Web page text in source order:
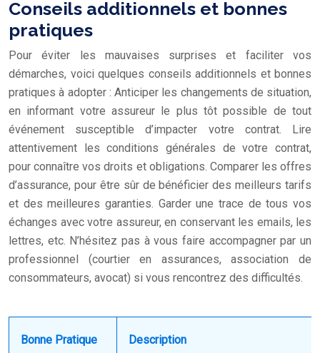
Conseils additionnels et bonnes
pratiques
Pour éviter les mauvaises surprises et faciliter vos
démarches, voici quelques conseils additionnels et bonnes
pratiques à adopter : Anticiper les changements de situation,
en informant votre assureur le plus tôt possible de tout
événement susceptible d’impacter votre contrat. Lire
attentivement les conditions générales de votre contrat,
pour connaître vos droits et obligations. Comparer les offres
d’assurance, pour être sûr de bénéficier des meilleurs tarifs
et des meilleures garanties. Garder une trace de tous vos
échanges avec votre assureur, en conservant les emails, les
lettres, etc. N’hésitez pas à vous faire accompagner par un
professionnel (courtier en assurances, association de
consommateurs, avocat) si vous rencontrez des difficultés.
Bonne Pratique Description